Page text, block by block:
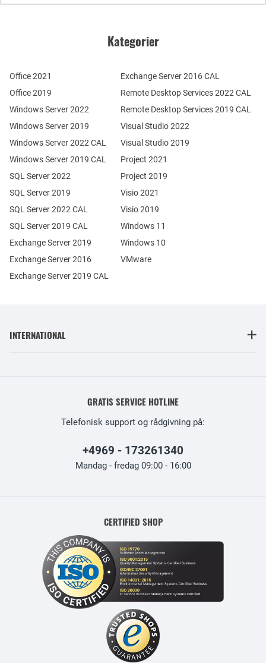
Kategorier
Office 2021
Office 2019
Windows Server 2022
Windows Server 2019
Exchange Server 2019
Exchange Server 2016
SQL Server 2022
SQL Server 2019
Windows Server 2022 CAL
Windows Server 2019 CAL
SQL Server 2022 CAL
SQL Server 2019 CAL
Remote Desktop Services 2022 CAL
Remote Desktop Services 2019 CAL
Exchange Server 2019 CAL
Exchange Server 2016 CAL
Visual Studio 2022
Visual Studio 2019
Project 2021
Project 2019
Visio 2021
Visio 2019
Windows 11
Windows 10
VMware
INTERNATIONAL
GRATIS SERVICE HOTLINE
Telefonisk support og rådgivning på:
+4969 - 173261340
Mandag - fredag 09:00 - 16:00
CERTIFIED SHOP